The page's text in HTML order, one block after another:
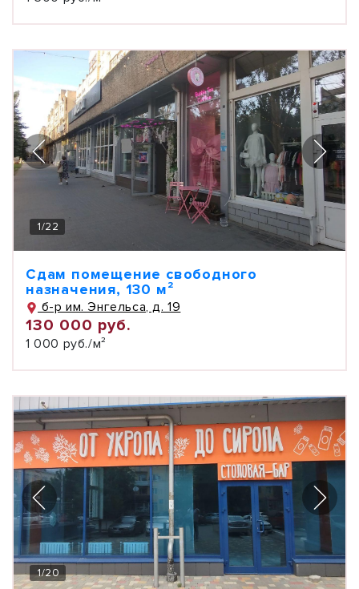
1/22
Сдам помещение свободного
назначения, 130 м²
б-р им. Энгельса, д. 19
130 000 руб.
1 000 руб./м²
1/20